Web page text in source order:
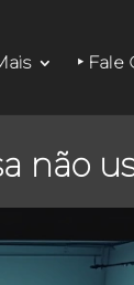
‣ Fale
não